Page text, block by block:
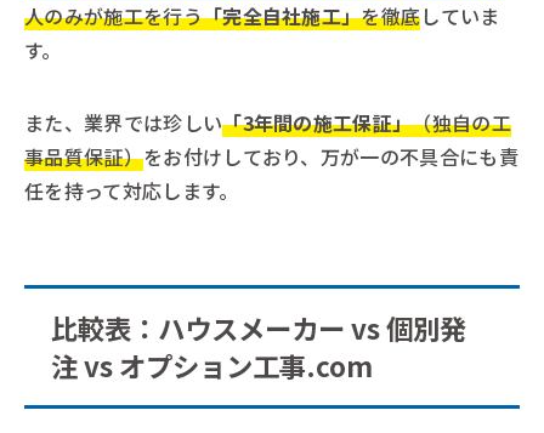
人のみが施工を行う「完全自社施工」を徹底していま
す。
また、業界では珍しい「3年間の施工保証」（独自の工
事品質保証）をお付けしており、万が一の不具合にも責
任を持って対応します。
比較表：ハウスメーカー vs 個別発
注 vs オプション工事.com